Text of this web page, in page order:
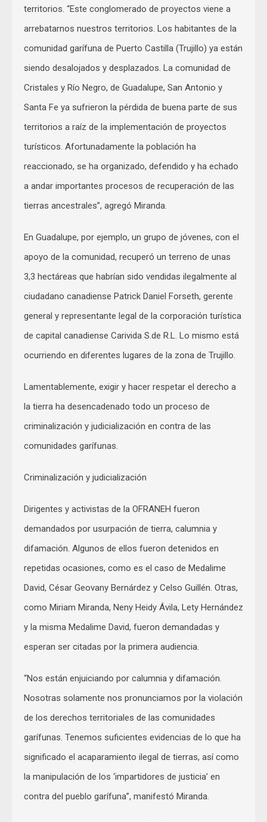
territorios. “Este conglomerado de proyectos viene a
arrebatarnos nuestros territorios. Los habitantes de la
comunidad garífuna de Puerto Castilla (Trujillo) ya están
siendo desalojados y desplazados. La comunidad de
Cristales y Río Negro, de Guadalupe, San Antonio y
Santa Fe ya sufrieron la pérdida de buena parte de sus
territorios a raíz de la implementación de proyectos
turísticos. Afortunadamente la población ha
reaccionado, se ha organizado, defendido y ha echado
a andar importantes procesos de recuperación de las
tierras ancestrales”, agregó Miranda.
En Guadalupe, por ejemplo, un grupo de jóvenes, con el
apoyo de la comunidad, recuperó un terreno de unas
3,3 hectáreas que habrían sido vendidas ilegalmente al
ciudadano canadiense Patrick Daniel Forseth, gerente
general y representante legal de la corporación turística
de capital canadiense Carivida S.de R.L. Lo mismo está
ocurriendo en diferentes lugares de la zona de Trujillo.
Lamentablemente, exigir y hacer respetar el derecho a
la tierra ha desencadenado todo un proceso de
criminalización y judicialización en contra de las
comunidades garífunas.
Criminalización y judicialización
Dirigentes y activistas de la OFRANEH fueron
demandados por usurpación de tierra, calumnia y
difamación. Algunos de ellos fueron detenidos en
repetidas ocasiones, como es el caso de Medalime
David, César Geovany Bernárdez y Celso Guillén. Otras,
como Miriam Miranda, Neny Heidy Ávila, Lety Hernández
y la misma Medalime David, fueron demandadas y
esperan ser citadas por la primera audiencia.
“Nos están enjuiciando por calumnia y difamación.
Nosotras solamente nos pronunciamos por la violación
de los derechos territoriales de las comunidades
garífunas. Tenemos suficientes evidencias de lo que ha
significado el acaparamiento ilegal de tierras, así como
la manipulación de los ‘impartidores de justicia’ en
contra del pueblo garífuna”, manifestó Miranda.